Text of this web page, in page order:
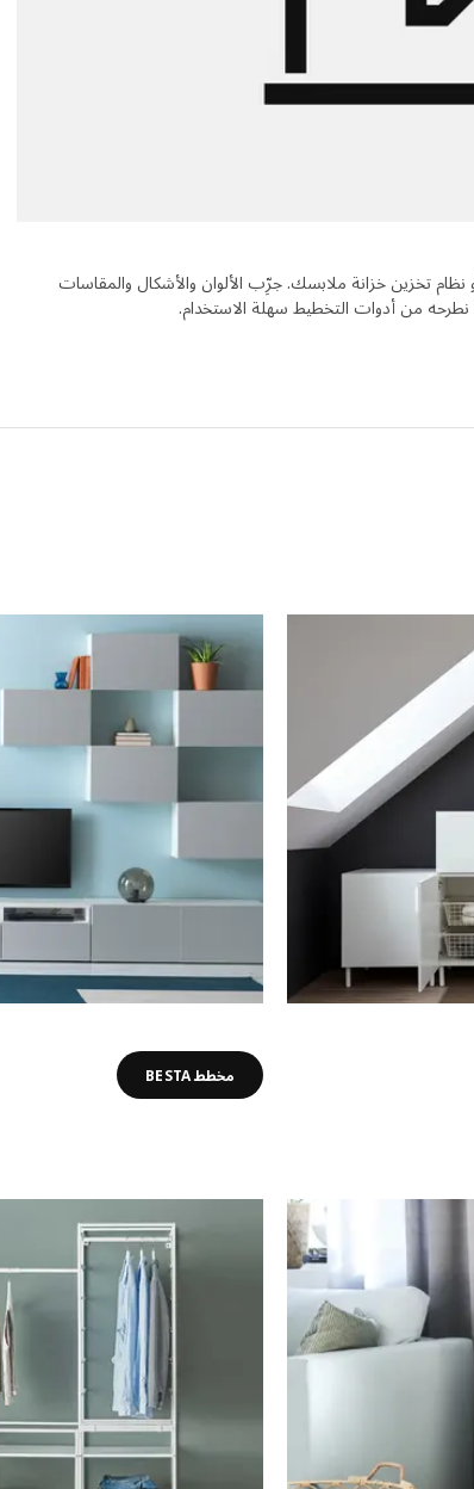
تخزين خزانة ملابسك. جرِّب الألوان والأشكال والمقاسات
من أدوات التخطيط سهلة الاستخدام.
مخطط BESTA